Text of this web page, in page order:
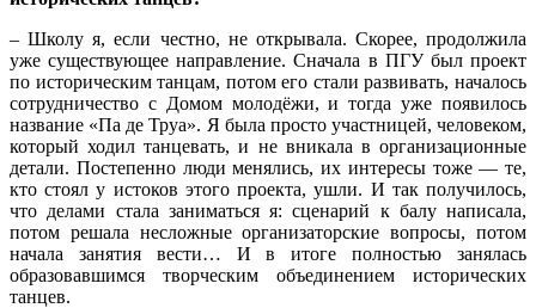
– Школу я, если честно, не открывала. Скорее, продолжила
уже существующее направление. Сначала в ПГУ был проект
по историческим танцам, потом его стали развивать, началось
сотрудничество с Домом молодёжи, и тогда уже появилось
название «Па де Труа». Я была просто участницей, человеком,
который ходил танцевать, и не вникала в организационные
детали. Постепенно люди менялись, их интересы тоже — те,
кто стоял у истоков этого проекта, ушли. И так получилось,
что делами стала заниматься я: сценарий к балу написала,
потом решала несложные организаторские вопросы, потом
начала занятия вести… И в итоге полностью занялась
образовавшимся творческим объединением исторических
танцев.